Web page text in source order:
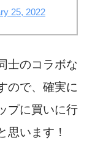
25, 2022
士のコラボな
ので、確実に
プに買いに行
思います！